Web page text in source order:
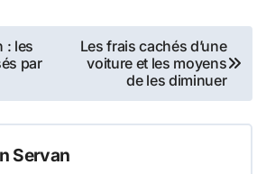
: les
par
Les frais cachés d’une
voiture et les moyens
de les diminuer
Servan